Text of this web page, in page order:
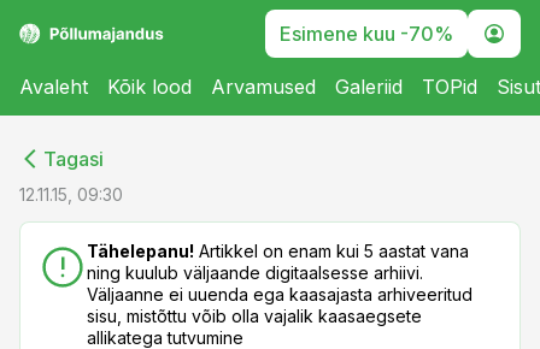
Esimene kuu -70%
Avaleht Kõik lood Arvamused Galeriid TOPid
Tagasi
12.11.15, 09:30
Tähelepanu! Artikkel on enam kui 5 aastat vana
ning kuulub väljaande digitaalsesse arhiivi.
Väljaanne ei uuenda ega kaasajasta arhiveeritud
sisu, mistõttu võib olla vajalik kaasaegsete
allikatega tutvumine